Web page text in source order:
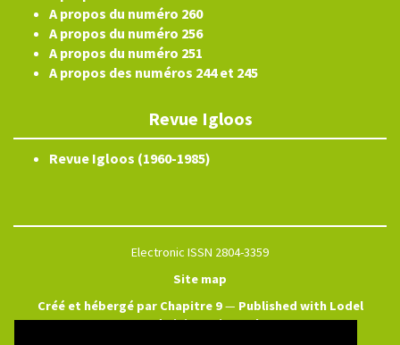
A propos du numéro 260
A propos du numéro 256
A propos du numéro 251
A propos des numéros 244 et 245
Revue Igloos
Revue Igloos (1960-1985)
Electronic ISSN 2804-3359
Site map
Créé et hébergé par Chapitre 9— Published with Lodel
—Administration only